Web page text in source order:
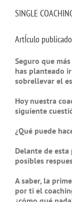
SINGLE
ArtÍculo
Seguro que
has planteado
sobrellevar el
Hoy nuestra
siguiente
¿Qué puede
Delante de
posibles
A saber, la
por ti el